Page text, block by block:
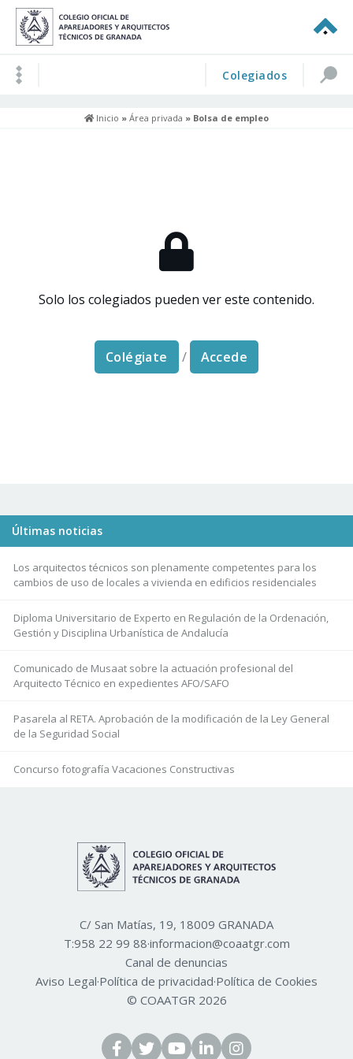
Colegiados
Inicio » Área privada » Bolsa de empleo
Solo los colegiados pueden ver este contenido.
Colégiate / Accede
Últimas noticias
Los arquitectos técnicos son plenamente competentes para los
cambios de uso de locales a vivienda en edificios residenciales
Diploma Universitario de Experto en Regulación de la Ordenación,
Gestión y Disciplina Urbanística de Andalucía
Comunicado de Musaat sobre la actuación profesional del
Arquitecto Técnico en expedientes AFO/SAFO
Pasarela al RETA. Aprobación de la modificación de la Ley General
de la Seguridad Social
Concurso fotografía Vacaciones Constructivas
C/ San Matías, 19, 18009 GRANADA
T:958 22 99 88·informacion@coaatgr.com
Canal de denuncias
Aviso Legal·Política de privacidad·Política de Cookies
© COAATGR 2026